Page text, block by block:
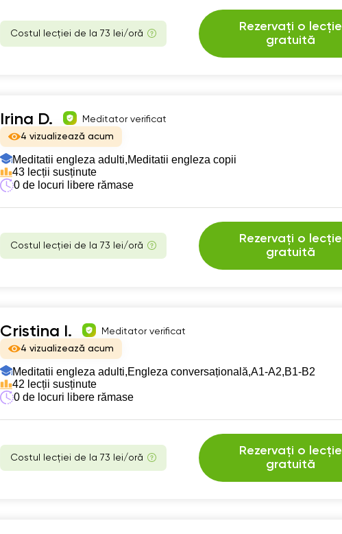
Costul lecției de la 73 lei/oră
Rezervați o lecție
gratuită
Irina D.
Meditator verificat
4 vizualizează acum
Meditatii engleza adulti,Meditatii engleza copii
43 lecții susținute
0 de locuri libere rămase
Costul lecției de la 73 lei/oră
Rezervați o lecție
gratuită
Cristina I.
Meditator verificat
4 vizualizează acum
Meditatii engleza adulti,Engleza conversațională,А1-А2,B1-B2
42 lecții susținute
0 de locuri libere rămase
Costul lecției de la 73 lei/oră
Rezervați o lecție
gratuită